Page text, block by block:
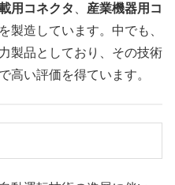
用コネクタ
産業機器用コ
を製造しています。中でも、
製品としており、その技術
高い評価を得ています。